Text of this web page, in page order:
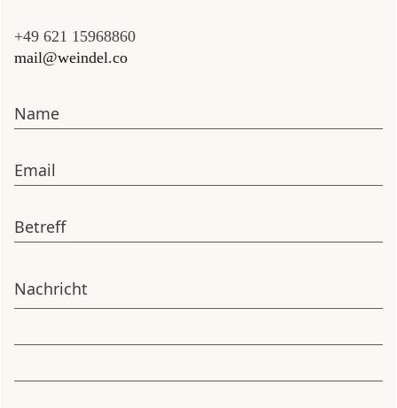
+49 621 15968860
mail@weindel.co
Name
Email
Betreff
Nachricht